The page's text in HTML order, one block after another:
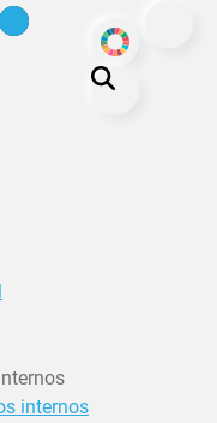
al contenido principal
ODS
internos